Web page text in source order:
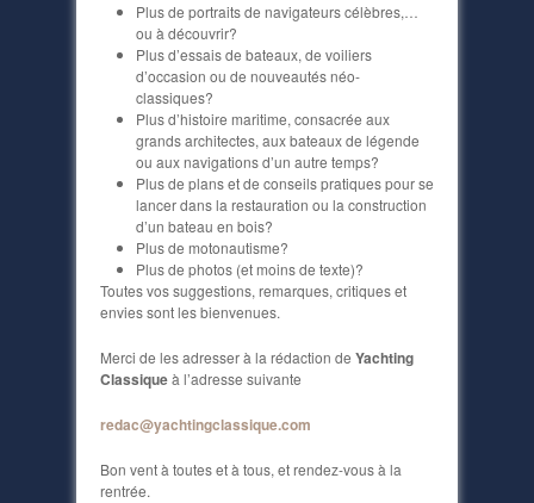
Plus de portraits de navigateurs célèbres,…
ou à découvrir?
Plus d’essais de bateaux, de voiliers
d’occasion ou de nouveautés néo-
classiques?
Plus d’histoire maritime, consacrée aux
grands architectes, aux bateaux de légende
ou aux navigations d’un autre temps?
Plus de plans et de conseils pratiques pour se
lancer dans la restauration ou la construction
d’un bateau en bois?
Plus de motonautisme?
Plus de photos (et moins de texte)?
Toutes vos suggestions, remarques, critiques et
envies sont les bienvenues.
Merci de les adresser à la rédaction de Yachting
Classiqueà l’adresse suivante
redac@yachtingclassique.com
Bon vent à toutes et à tous, et rendez-vous à la
rentrée.